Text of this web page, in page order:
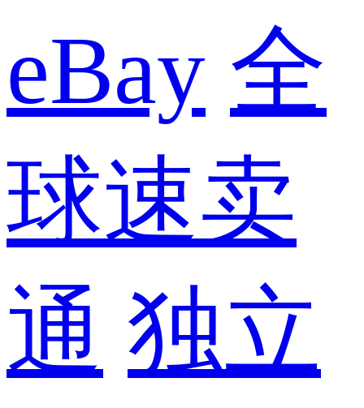
eBay 全
球速卖
通 独立